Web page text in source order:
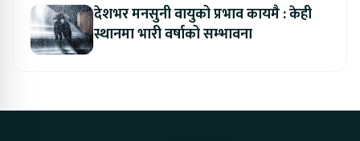
देशभर मनसुनी वायुको प्रभाव कायमै : केही
स्थानमा भारी वर्षाको सम्भावना